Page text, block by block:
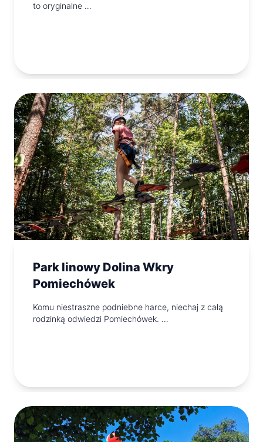
to oryginalne …
Park linowy Dolina Wkry
Pomiechówek
Komu niestraszne podniebne harce, niechaj z całą
rodzinką odwiedzi Pomiechówek. …